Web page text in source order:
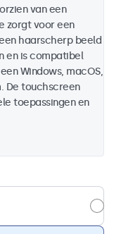
van een
zorgt voor een
haarscherp beeld
en is compatibel
Windows, macOS,
De touchscreen
toepassingen en